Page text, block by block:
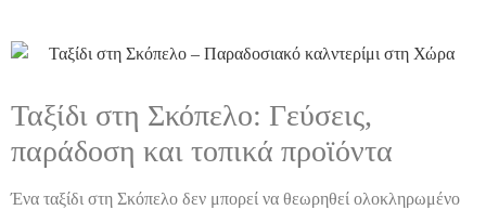
Ταξίδι στη Σκόπελο: Γεύσεις,
παράδοση και τοπικά προϊόντα
Ένα ταξίδι στη Σκόπελο δεν μπορεί να θεωρηθεί ολοκληρωμένο